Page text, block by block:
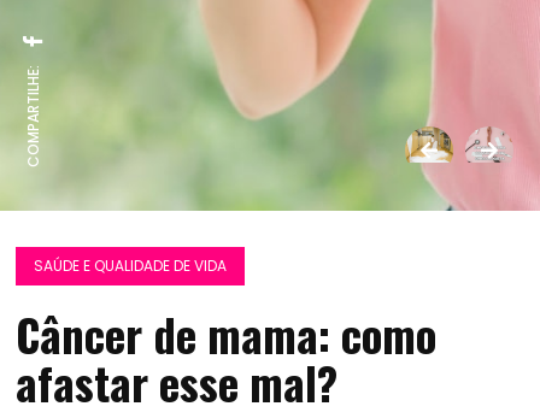
COMPARTILHE:
SAÚDE E QUALIDADE DE VIDA
Câncer de mama: como
afastar esse mal?